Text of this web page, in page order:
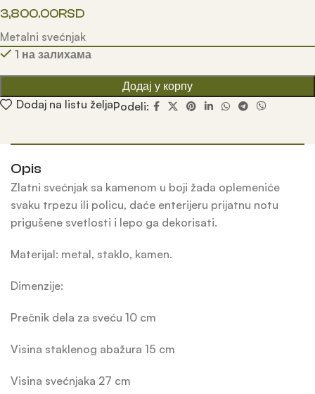
3,800.00RSD
Metalni svećnjak
1 на залихама
Додај у корпу
Dodaj na listu željaPodeli:
Opis
Zlatni svećnjak sa kamenom u boji žada oplemeniće
svaku trpezu ili policu, daće enterijeru prijatnu notu
prigušene svetlosti i lepo ga dekorisati.
Materijal: metal, staklo, kamen.
Dimenzije:
Prečnik dela za sveću 10 cm
Visina staklenog abažura 15 cm
Visina svećnjaka 27 cm